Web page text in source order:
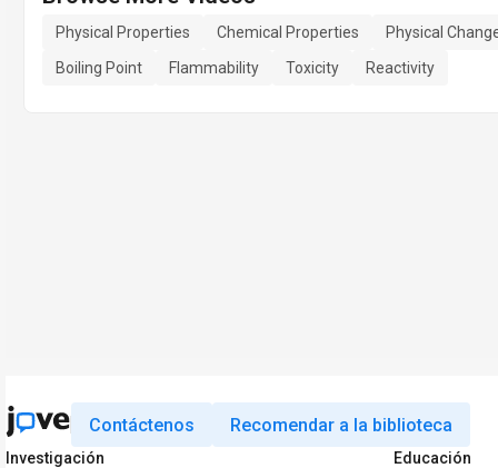
Physical Properties Chemical Properties
Physical
Boiling Point
Flammability Toxicity Reactivity
Contáctenos Recomendar a la biblioteca
Investigación
Educación